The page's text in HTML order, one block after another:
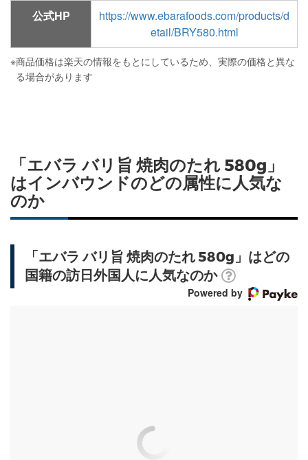
公式HP
https://www.ebarafoods.com/products/d
etail/BRY580.html
※商品価格は楽天の情報をもとにしているため、実際の価格と異な
る場合があります
「エバラ バリ旨 焼肉のたれ 580g」
はインバウンドのどの属性に人気な
のか
「エバラ バリ旨 焼肉のたれ 580g」はどの
国籍の訪日外国人に人気なのか
Powered by